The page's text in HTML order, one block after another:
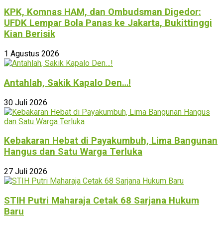
KPK, Komnas HAM, dan Ombudsman Digedor:
UFDK Lempar Bola Panas ke Jakarta, Bukittinggi
Kian Berisik
1 Agustus 2026
Antahlah, Sakik Kapalo Den…!
30 Juli 2026
Kebakaran Hebat di Payakumbuh, Lima Bangunan
Hangus dan Satu Warga Terluka
27 Juli 2026
STIH Putri Maharaja Cetak 68 Sarjana Hukum
Baru